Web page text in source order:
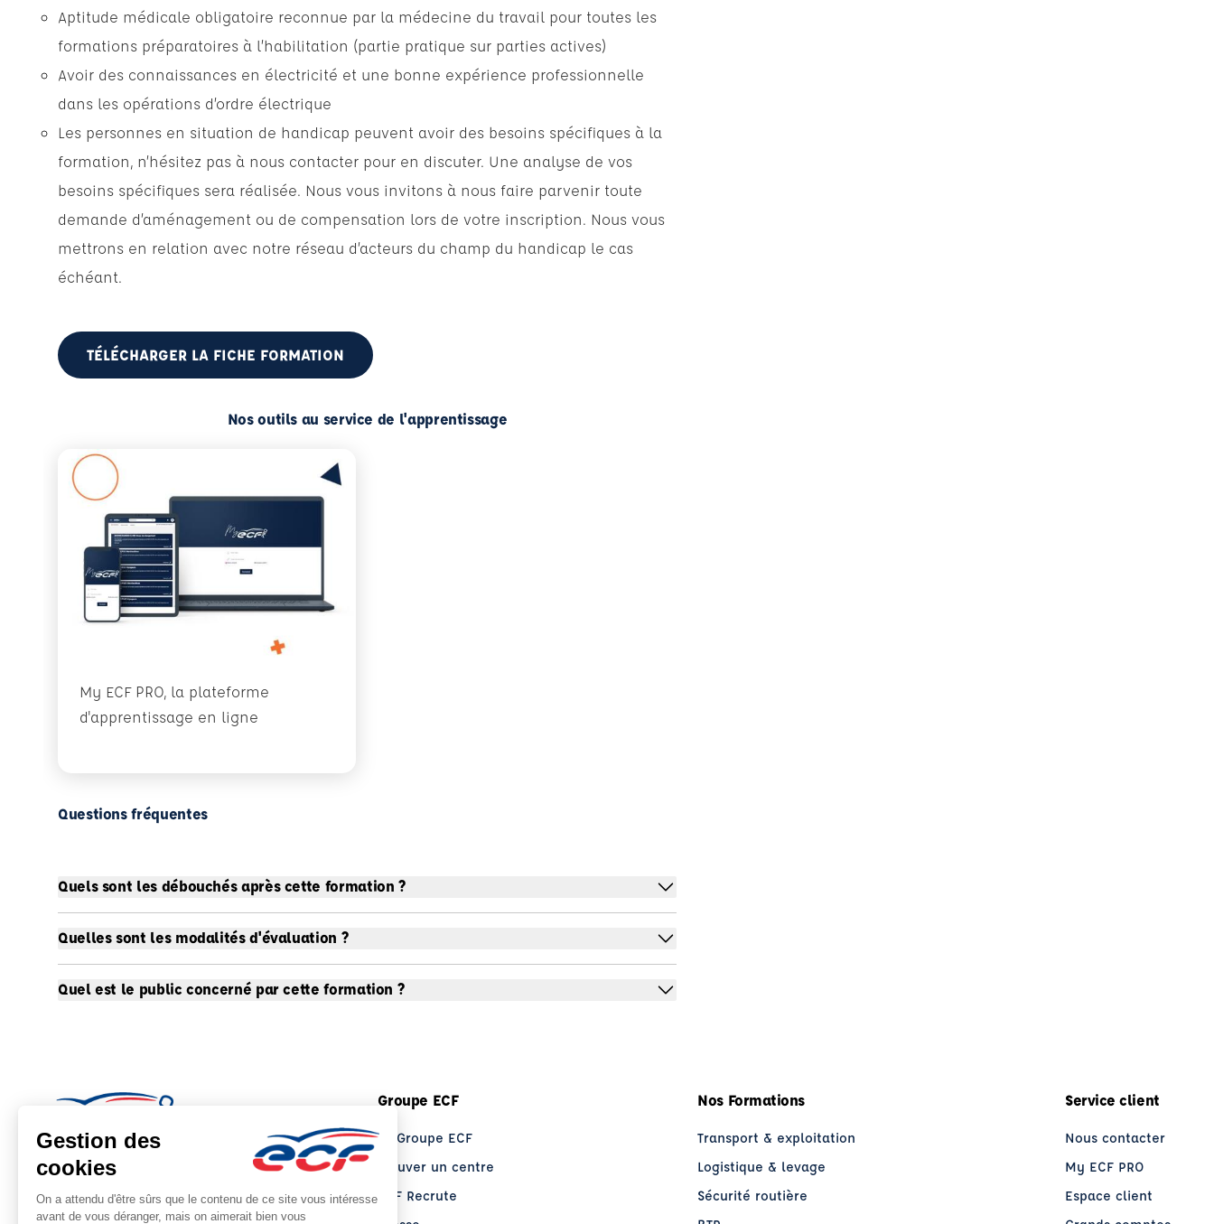
Aptitude médicale obligatoire reconnue par la médecine du travail pour toutes les
formations préparatoires à l’habilitation (partie pratique sur parties actives)
Avoir des connaissances en électricité et une bonne expérience professionnelle
dans les opérations d’ordre électrique
Les personnes en situation de handicap peuvent avoir des besoins spécifiques à la
formation, n’hésitez pas à nous contacter pour en discuter. Une analyse de vos
besoins spécifiques sera réalisée. Nous vous invitons à nous faire parvenir toute
demande d’aménagement ou de compensation lors de votre inscription. Nous vous
mettrons en relation avec notre réseau d’acteurs du champ du handicap le cas
échéant.
TÉLÉCHARGER LA FICHE FORMATION
Nos outils au service de l'apprentissage
My ECF PRO, la plateforme
d'apprentissage en ligne
Questions fréquentes
Quels sont les débouchés après cette formation ?
Quelles sont les modalités d'évaluation ?
Quel est le public concerné par cette formation ?
Groupe ECF
Le Groupe ECF
Trouver un centre
ECF Recrute
Nos Formations
Transport & exploitation
Logistique & levage
Sécurité routière
Service client
Nous contacter
My ECF PRO
Espace client